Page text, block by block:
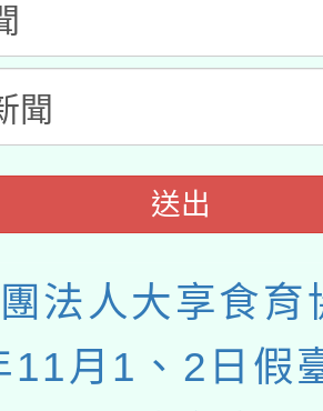
送出
法人大享食育
11月1、2日假